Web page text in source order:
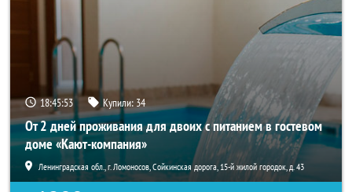
18:45:52 Купили: 34
От 2 дней проживания для двоих с питанием в гостевом
доме «Кают-компания»
Ленинградская обл., г. Ломоносов, Сойкинская дорога, 15-й жилой городок, д. 43